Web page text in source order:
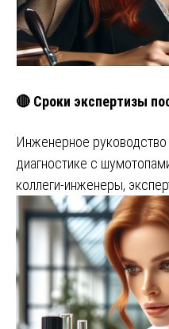
🔴 Сроки экспертизы
Инженерное
диагностике с
коллеги-инженеры,